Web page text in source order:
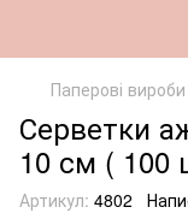
Паперові вироби
Серветки
10 см ( 100
Артикул: 4802